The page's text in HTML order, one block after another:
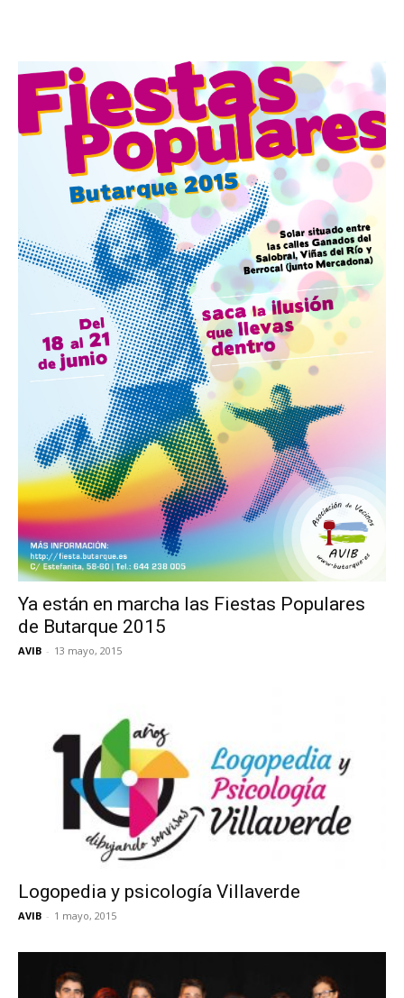
Ya están en marcha las Fiestas Populares
de Butarque 2015
AVIB - 13 mayo, 2015
Logopedia y psicología Villaverde
AVIB - 1 mayo, 2015